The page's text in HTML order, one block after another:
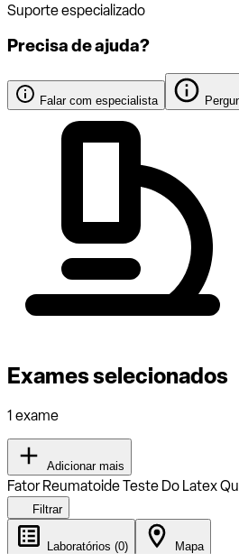
Suporte especializado
Precisa de ajuda?
Falar com especialista
Exames selecionados
1 exame
Adicionar mais
Fator Reumatoide Teste Do Latex
Filtrar
Laboratórios (0) Mapa